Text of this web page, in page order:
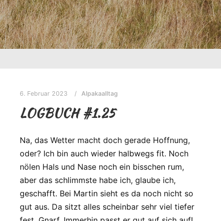
6. Februar 2023 Alpakaalltag
LOGBUCH #1.25
Na, das Wetter macht doch gerade Hoffnung,
oder? Ich bin auch wieder halbwegs fit. Noch
nölen Hals und Nase noch ein bisschen rum,
aber das schlimmste habe ich, glaube ich,
geschafft. Bei Martin sieht es da noch nicht so
gut aus. Da sitzt alles scheinbar sehr viel tiefer